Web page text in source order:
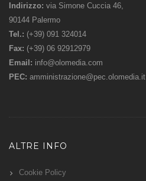
Indirizzo: via Simone Cuccia 46,
90144 Palermo
Tel.: (+39) 091 324014
Fax: (+39) 06 92912979
Email: info@olomedia.com
PEC: amministrazione@pec.olomedia.it
ALTRE INFO
Cookie Policy